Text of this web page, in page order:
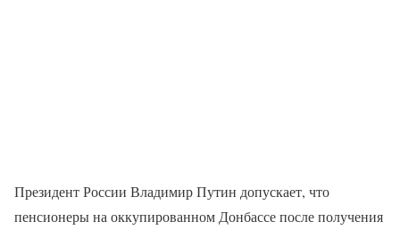
Президент России Владимир Путин допускает, что
пенсионеры на оккупированном Донбассе после получения